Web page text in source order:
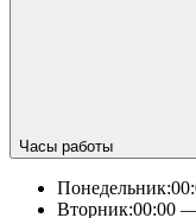
Часы работы
Понедельник:
Вторник:00:00